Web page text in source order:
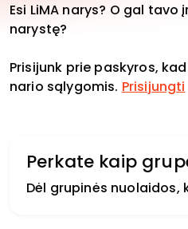
Esi LiMA narys? O gal tavo
narystę?
Prisijunk prie paskyros,
nario sąlygomis. Prisijungti
Perkate kaip
Dėl grupinės nuolaidos,